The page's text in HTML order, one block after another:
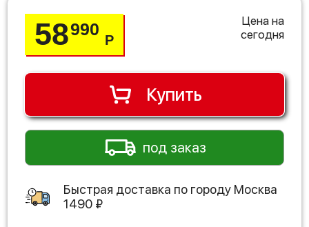
58990
Р
Цена на
сегодня
Купить
под заказ
Быстрая доставка по городу Москва
1490 ₽